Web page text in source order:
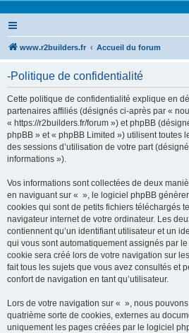
www.r2builders.fr Accueil du forum
-Politique de confidentialité
Cette politique de confidentialité explique en
partenaires affiliés (désignés ci-après par «
« https://r2builders.fr/forum ») et phpBB
phpBB » et « phpBB Limited ») utilisent toutes
des sessions d’utilisation de votre part
informations »).
Vos informations sont collectées de deux
en naviguant sur « », le logiciel phpBB
cookies qui sont de petits fichiers téléchargés
navigateur internet de votre ordinateur. Les
contiennent qu’un identifiant utilisateur et un
qui vous sont automatiquement assignés par
cookie sera créé lors de votre navigation sur
fait tous les sujets que vous avez consultés et
confort de navigation en tant qu’utilisateur.
Lors de votre navigation sur « », nous
quatrième sorte de cookies, externes au
uniquement les pages créées par le logiciel